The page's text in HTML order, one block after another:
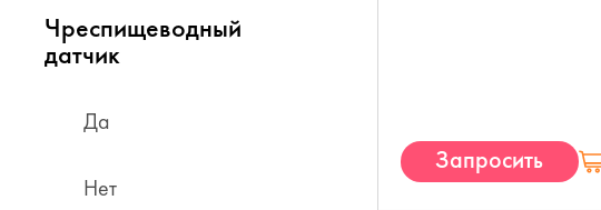
Чреспищеводный
датчик
Да
Нет
Запросить